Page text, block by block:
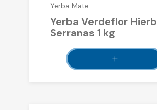
Yerba Mate
Yerba Verdeflor
Serranas 1 kg